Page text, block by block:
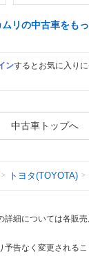
ムリの中古車をも
ンするとお気に入り
中古車トップへ
トヨタ(TOYOTA)
細については各販
告なく変更される